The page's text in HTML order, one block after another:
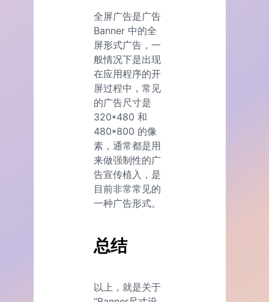
全屏广告是广告
Banner 中的全
屏形式广告，一
般情况下是出现
在应用程序的开
屏过程中，常见
的广告尺寸是
320*480 和
480*800 的像
素，通常都是用
来做强制性的广
告宣传植入，是
目前非常常见的
一种广告形式。
总结
以上，就是关于